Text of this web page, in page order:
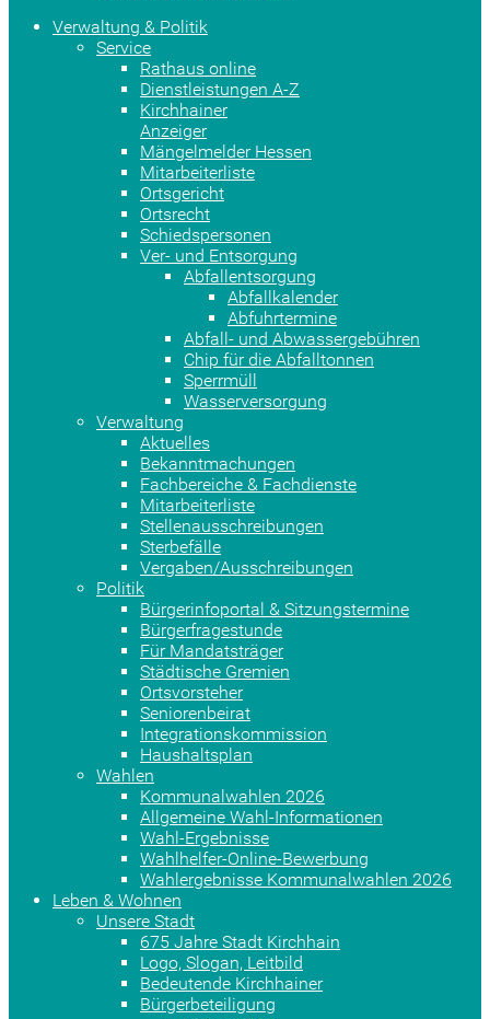
Verwaltung & Politik
Service
Rathaus online
Dienstleistungen A-Z
Kirchhainer
Anzeiger
Mängelmelder Hessen
Mitarbeiterliste
Ortsgericht
Ortsrecht
Schiedspersonen
Ver- und Entsorgung
Abfallentsorgung
Abfallkalender
Abfuhrtermine
Abfall- und Abwassergebühren
Chip für die Abfalltonnen
Sperrmüll
Wasserversorgung
Verwaltung
Aktuelles
Bekanntmachungen
Fachbereiche & Fachdienste
Mitarbeiterliste
Stellenausschreibungen
Sterbefälle
Vergaben/Ausschreibungen
Politik
Bürgerinfoportal & Sitzungstermine
Bürgerfragestunde
Für Mandatsträger
Städtische Gremien
Ortsvorsteher
Seniorenbeirat
Integrationskommission
Haushaltsplan
Wahlen
Kommunalwahlen 2026
Allgemeine Wahl-Informationen
Wahl-Ergebnisse
Wahlhelfer-Online-Bewerbung
Wahlergebnisse Kommunalwahlen 2026
Leben & Wohnen
Unsere Stadt
675 Jahre Stadt Kirchhain
Logo, Slogan, Leitbild
Bedeutende Kirchhainer
Bürgerbeteiligung